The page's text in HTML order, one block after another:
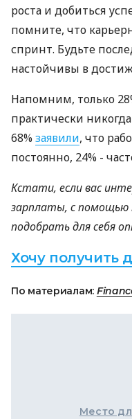
роста и добиться
помните, что
спринт. Будьте
настойчивы в
Напомним, только
практически
68% заявили, что
постоянно, 24% -
Кстати, если вас
зарплаты, с помощью
подобрать для себя
Хочу получить
По материалам:
Место